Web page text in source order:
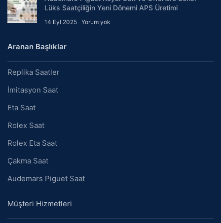
Lüks Saatçiliğin Yeni Dönemi APS Üretimi
14 Eyl 2025 Yorum yok
Aranan Başlıklar
Replika Saatler
İmitasyon Saat
Eta Saat
Rolex Saat
Rolex Eta Saat
Çakma Saat
Audemars Piguet Saat
Müşteri Hizmetleri